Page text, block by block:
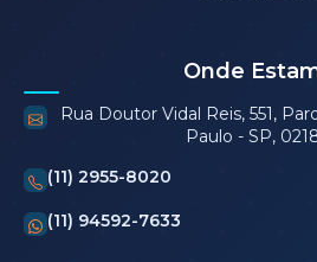
Onde
Rua Doutor Vidal Reis, 551,
Paulo - SP,
(11) 2955-8020
(11) 94592-7633